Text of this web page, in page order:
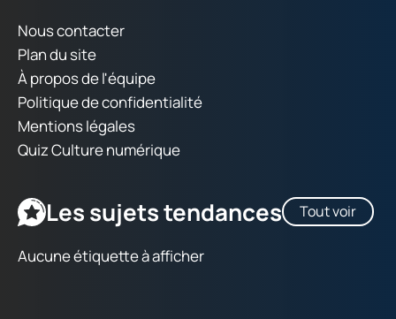
Nous contacter
Plan du site
À propos de l'équipe
Politique de confidentialité
Mentions légales
Quiz Culture numérique
Les sujets tendances Tout voir
Aucune étiquette à afficher